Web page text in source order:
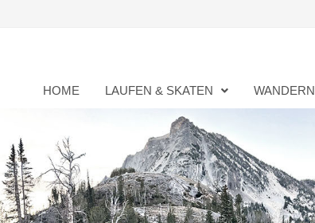
HOME LAUFEN & SKATEN WANDERN